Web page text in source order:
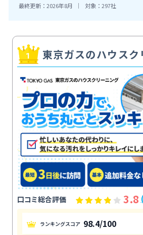
最終更新：2026年8月 ｜ 対象：297社
東京ガスのハウス
口コミ総合評価 3.8
ランキングスコア 98.4/100